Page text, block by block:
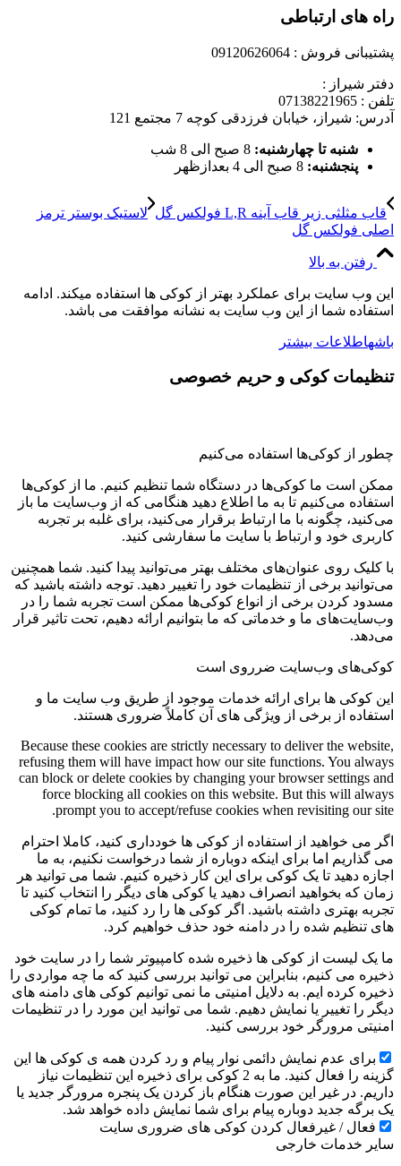
راه های ارتباطی
پشتیبانی فروش : 09120626064
دفتر شیراز :
تلفن : 07138221965
آدرس: شیراز، خیابان فرزدقی کوچه 7 مجتمع 121
شنبه تا چهارشنبه: 8 صبح الی 8 شب
پنجشنبه: 8 صبح الی 4 بعدازظهر
قاب مثلثی زیر قاب آینه L,R فولکس گل
لاستیک بوستر ترمز
اصلی فولکس گل
رفتن به بالا
این وب سایت برای عملکرد بهتر از کوکی ها استفاده میکند. ادامه
استفاده شما از این وب سایت به نشانه موافقت می باشد.
باشهاطلاعات بیشتر
تنظیمات کوکی و حریم خصوصی
چطور از کوکی‌ها استفاده می‌کنیم
ممکن است ما کوکی‌ها در دستگاه شما تنظیم کنیم. ما از کوکی‌ها
استفاده می‌کنیم تا به ما اطلاع دهید هنگامی که از وب‌سایت ما باز
می‌کنید، چگونه با ما ارتباط برقرار می‌کنید، برای غلبه بر تجربه
کاربری خود و ارتباط با سایت ما سفارشی کنید.
با کلیک روی عنوان‌های مختلف بهتر می‌توانید پیدا کنید. شما همچنین
می‌توانید برخی از تنظیمات خود را تغییر دهید. توجه داشته باشید که
مسدود کردن برخی از انواع کوکی‌ها ممکن است تجربه شما را در
وب‌سایت‌های ما و خدماتی که ما بتوانیم ارائه دهیم، تحت تاثیر قرار
می‌دهد.
کوکی‌های وب‌سایت ضرروی است
این کوکی ها برای ارائه خدمات موجود از طریق وب سایت ما و
استفاده از برخی از ویژگی های آن کاملاً ضروری هستند.
Because these cookies are strictly necessary to deliver the website,
refusing them will have impact how our site functions. You always
can block or delete cookies by changing your browser settings and
force blocking all cookies on this website. But this will always
prompt you to accept/refuse cookies when revisiting our site.
اگر می خواهید از استفاده از کوکی ها خودداری کنید، کاملا احترام
می گذاریم اما برای اینکه دوباره از شما درخواست نکنیم، به ما
اجازه دهید تا یک کوکی برای این کار ذخیره کنیم. شما می توانید هر
زمان که بخواهید انصراف دهید یا کوکی های دیگر را انتخاب کنید تا
تجربه بهتری داشته باشید. اگر کوکی ها را رد کنید، ما تمام کوکی
های تنظیم شده را در دامنه خود حذف خواهیم کرد.
ما یک لیست از کوکی ها ذخیره شده کامپیوتر شما را در سایت خود
ذخیره می کنیم، بنابراین می توانید بررسی کنید که ما چه مواردی را
ذخیره کرده ایم. به دلایل امنیتی ما نمی توانیم کوکی های دامنه های
دیگر را تغییر یا نمایش دهیم. شما می توانید این مورد را در تنظیمات
امنیتی مرورگر خود بررسی کنید.
برای عدم نمایش دائمی نوار پیام و رد کردن همه ی کوکی ها این
گزینه را فعال کنید. ما به 2 کوکی برای ذخیره این تنظیمات نیاز
داریم. در غیر این صورت هنگام باز کردن یک پنجره مرورگر جدید یا
یک برگه جدید دوباره پیام برای شما نمایش داده خواهد شد.
فعال / غیرفعال کردن کوکی های ضروری سایت
سایر خدمات خارجی